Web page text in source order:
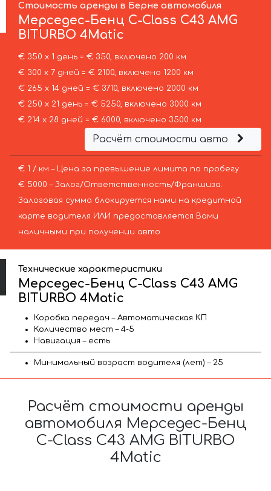
Стоимость аренды в Берне автомобиля
Мерседес-Бенц C-Class C43 AMG
BITURBO 4Matic
€ 350 х 1 день = € 350, включено 200 км
€ 300 х 7 дней = € 2100, включено 1200 км
€ 265 х 14 дней = € 3710, включено 2000 км
€ 250 х 21 день = € 5250, включено 3000 км
€ 214 х 28 дней = € 6000, включено 3500 км
Расчёт стоимости авто
€ 1 / км – Цена за превышение лимита по пробегу
€ 5000 – Залог/Ответственность/Франшиза.
Залоговая сумма блокируется нами на кредитной
карте водителя ИЛИ предоставляется Вами
наличными при получении авто.
Технические характеристики
Мерседес-Бенц C-Class C43 AMG
BITURBO 4Matic
Коробка передач – Автоматическая КП
Количество мест – 4-5
Навигация – есть
Минимальный возраст водителя (лет) – 25
Расчёт стоимости аренды
автомобиля Мерседес-Бенц
C-Class C43 AMG BITURBO
4Matic